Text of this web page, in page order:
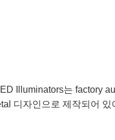
Illuminators는 factory
디자인으로 제작되어